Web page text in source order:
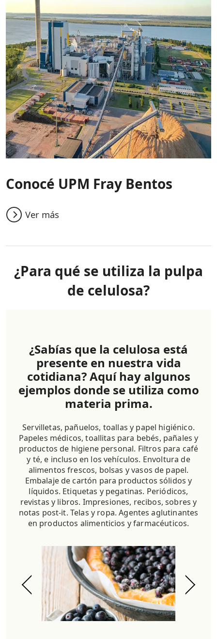
Conocé UPM Fray Bentos
Ver más
¿Para qué se utiliza la pulpa
de celulosa?
¿Sabías que la celulosa está
presente en nuestra vida
cotidiana? Aquí hay algunos
ejemplos donde se utiliza como
materia prima.
Servilletas, pañuelos, toallas y papel higiénico.
Papeles médicos, toallitas para bebés, pañales y
productos de higiene personal. Filtros para café
y té, e incluso en los vehículos. Envoltura de
alimentos frescos, bolsas y vasos de papel.
Embalaje de cartón para productos sólidos y
líquidos. Etiquetas y pegatinas. Periódicos,
revistas y libros. Impresiones, recibos, sobres y
notas post-it. Telas y ropa. Agentes aglutinantes
en productos alimenticios y farmacéuticos.